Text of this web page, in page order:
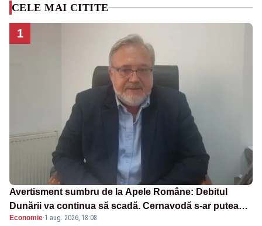
CELE MAI CITITE
1
Avertisment sumbru de la Apele Române: Debitul
Dunării va continua să scadă. Cernavodă s-ar putea
închide în 4 zile
Economie·1 aug. 2026, 18:08